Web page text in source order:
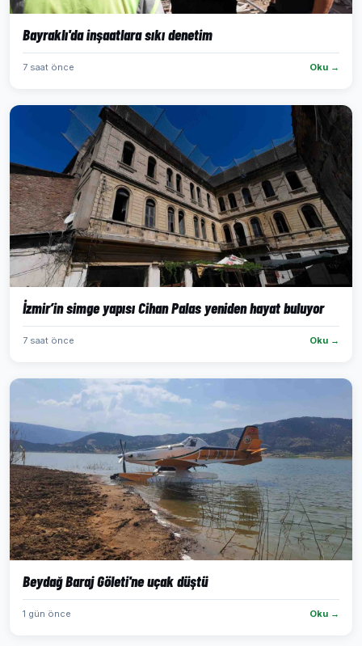
Bayraklı'da inşaatlara sıkı denetim
7 saat önce Oku →
İzmir’in simge yapısı Cihan Palas yeniden hayat buluyor
7 saat önce Oku →
Beydağ Baraj Göleti'ne uçak düştü
1 gün önce Oku →